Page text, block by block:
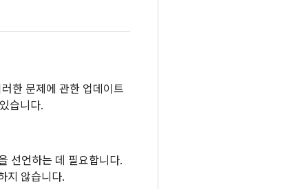
한 문제에 관한 업데이트
습니다.
선언하는 데 필요합니다.
지 않습니다.